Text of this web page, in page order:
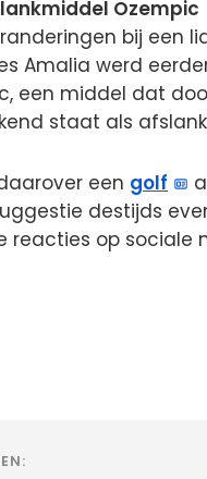
Ozempic
bij een
Amalia werd
een middel dat
staat als
een golf
destijds
reacties op sociale